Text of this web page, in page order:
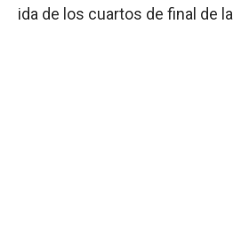
ida de los cuartos de final de la